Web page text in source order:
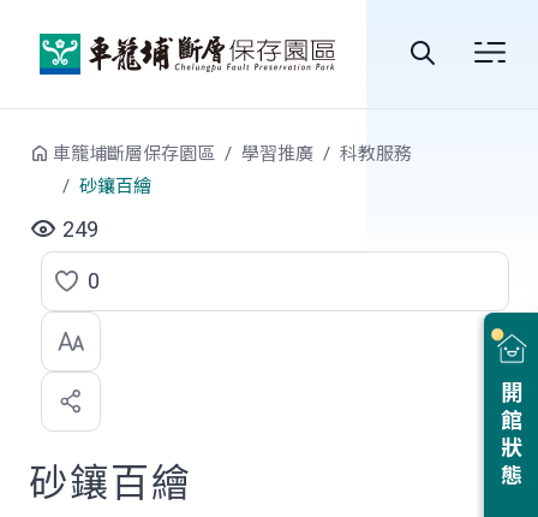
站
開館狀態
車籠埔斷層保存園區 學習推廣
科教服務
砂鑲百繪
249
點
選
喜
歡
0
砂鑲百繪